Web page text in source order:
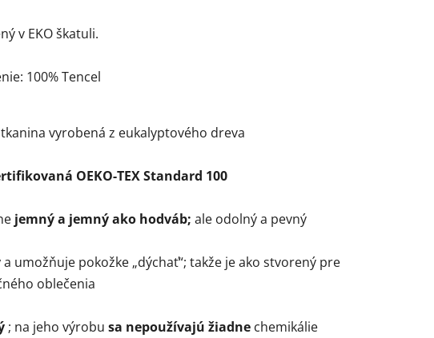
v EKO škatuli.
100% Tencel
vyrobená z eukalyptového dreva
OEKO-TEX Standard 100
jemný a jemný ako hodváb; ale odolný a pevný
a umožňuje pokožke „dýchať“; takže je ako stvorený pre
oblečenia
; na jeho výrobu sa nepoužívajú žiadne chemikálie